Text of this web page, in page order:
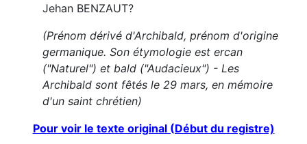
Jehan BENZAUT?
(Prénom dérivé d'Archibald, prénom d'origine
germanique. Son étymologie est ercan
("Naturel") et bald ("Audacieux") - Les
Archibald sont fêtés le 29 mars, en mémoire
d'un saint chrétien)
Pour voir le texte original (Début du registre)